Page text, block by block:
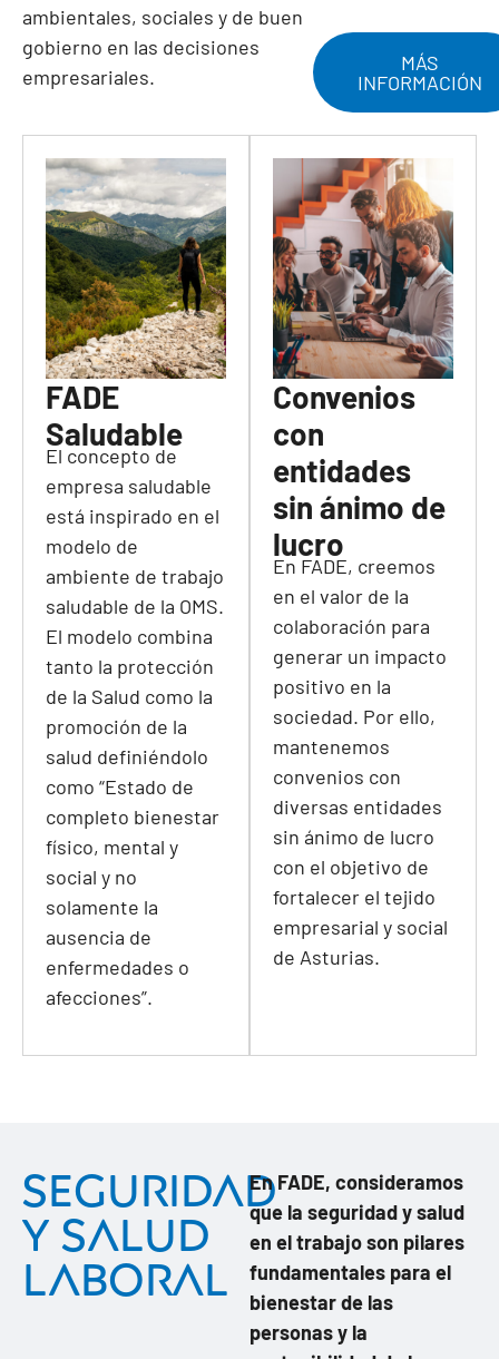
ambientales, sociales y de buen
gobierno en las decisiones
empresariales.
MÁS
INFORMACIÓN
FADE
Saludable
El concepto de
empresa saludable
está inspirado en el
modelo de
ambiente de trabajo
saludable de la OMS.
El modelo combina
tanto la protección
de la Salud como la
promoción de la
salud definiéndolo
como “Estado de
completo bienestar
físico, mental y
social y no
solamente la
ausencia de
enfermedades o
afecciones”.
Convenios
con
entidades
sin ánimo de
lucro
En FADE, creemos
en el valor de la
colaboración para
generar un impacto
positivo en la
sociedad. Por ello,
mantenemos
convenios con
diversas entidades
sin ánimo de lucro
con el objetivo de
fortalecer el tejido
empresarial y social
de Asturias.
Seguridad
y salud
laboral
En FADE, consideramos
que la seguridad y salud
en el trabajo son pilares
fundamentales para el
bienestar de las
personas y la